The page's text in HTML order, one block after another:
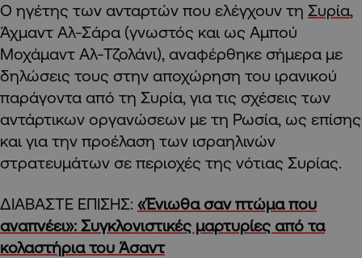
Ο ηγέτης των ανταρτών που ελέγχουν τη Συρία,
Άχμαντ Αλ-Σάρα (γνωστός και ως Αμπού
Μοχάμαντ Αλ-Τζολάνι), αναφέρθηκε σήμερα με
δηλώσεις τους στην αποχώρηση του ιρανικού
παράγοντα από τη Συρία, για τις σχέσεις των
αντάρτικων οργανώσεων με τη Ρωσία, ως επίσης
και για την προέλαση των ισραηλινών
στρατευμάτων σε περιοχές της νότιας Συρίας.
ΔΙΑΒΑΣΤΕ ΕΠΙΣΗΣ: «Ένιωθα σαν πτώμα που
αναπνέει»: Συγκλονιστικές μαρτυρίες από τα
κολαστήρια του Άσαντ